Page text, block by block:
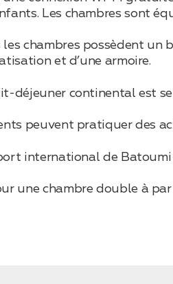
Les chambres sont
les chambres possèdent un
et d’une armoire.
déjeuner continental est
peuvent pratiquer des
international de
une chambre double à
вами